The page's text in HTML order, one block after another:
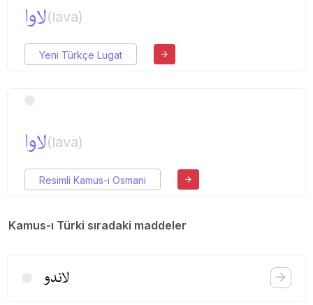
لاوا(lava)
Yeni Türkçe Lugat
لاوا(lava)
Resimli Kamus-ı Osmani
Kamus-ı Türki sıradaki maddeler
لاندو